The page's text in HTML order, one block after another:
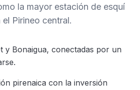
la mayor estación de esquí
Pirineo central.
y Bonaigua, conectadas por un
pirenaica con la inversión